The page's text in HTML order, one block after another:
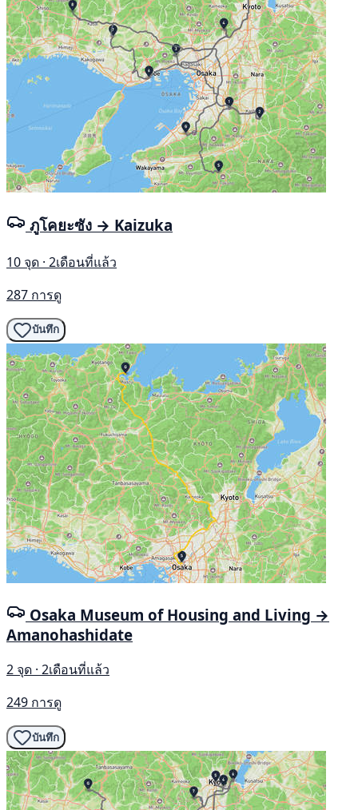
ภูโคยะซัง → Kaizuka
10 จุด · 2เดือนที่แล้ว
287 การดู
บันทึก
Osaka Museum of Housing and Living →
Amanohashidate
2 จุด · 2เดือนที่แล้ว
249 การดู
บันทึก